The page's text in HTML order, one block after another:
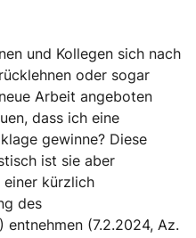
und Kollegen sich nach
oder sogar
Arbeit angeboten
dass ich eine
gewinne? Diese
ist sie aber
kürzlich
des
entnehmen (7.2.2024, Az.